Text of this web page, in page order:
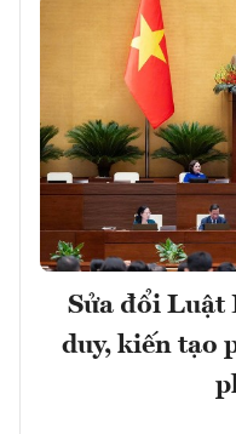
Sửa đổi
duy, kiến tạo